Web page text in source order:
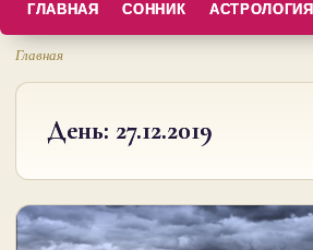
ГЛАВНАЯ СОННИК
Главная
День: 27.12.2019